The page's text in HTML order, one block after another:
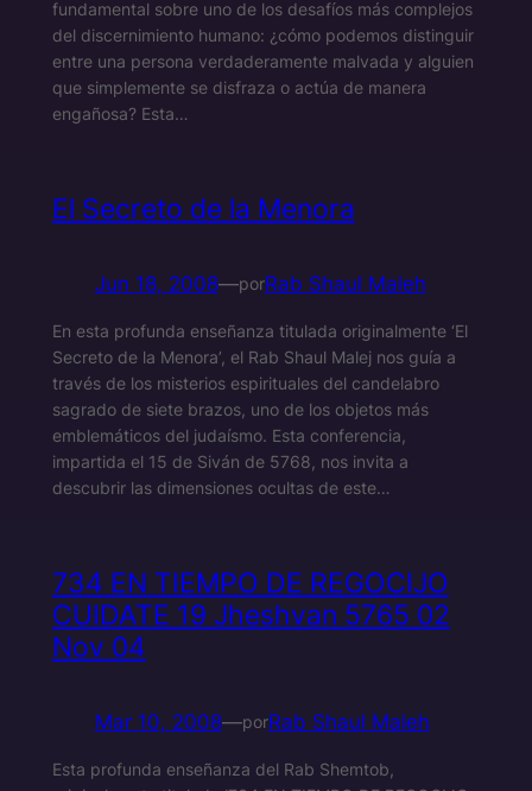
fundamental sobre uno de los desafíos más complejos
del discernimiento humano: ¿cómo podemos distinguir
entre una persona verdaderamente malvada y alguien
que simplemente se disfraza o actúa de manera
engañosa? Esta…
El Secreto de la Menora
Jun 18, 2008—porRab Shaul Maleh
En esta profunda enseñanza titulada originalmente ‘El
Secreto de la Menora’, el Rab Shaul Malej nos guía a
través de los misterios espirituales del candelabro
sagrado de siete brazos, uno de los objetos más
emblemáticos del judaísmo. Esta conferencia,
impartida el 15 de Siván de 5768, nos invita a
descubrir las dimensiones ocultas de este…
734 EN TIEMPO DE REGOCIJO
CUIDATE 19 Jheshvan 5765 02
Nov 04
Mar 10, 2008—porRab Shaul Maleh
Esta profunda enseñanza del Rab Shemtob,